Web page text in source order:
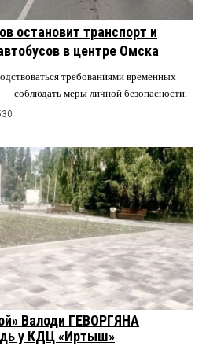
остановит транспорт и
в центре Омска
требованиями временных
соблюдать меры личной безопасности.
Валоди ГЕВОРГЯНА
у КДЦ «Иртыш»